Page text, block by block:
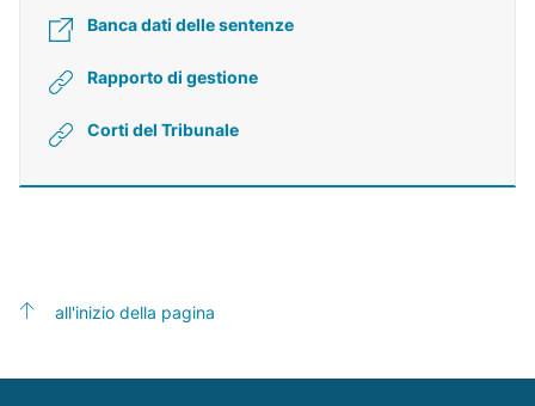
Banca dati delle sentenze
Rapporto di gestione
Corti del Tribunale
all'inizio della pagina